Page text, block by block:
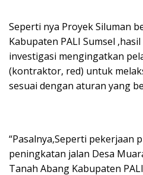
Seperti nya Proyek Siluman
Kabupaten PALI Sumsel
investigasi mengingatkan
(kontraktor, red) untuk
sesuai dengan aturan yang
“Pasalnya,Seperti pekerjaan
peningkatan jalan Desa
Tanah Abang Kabupaten